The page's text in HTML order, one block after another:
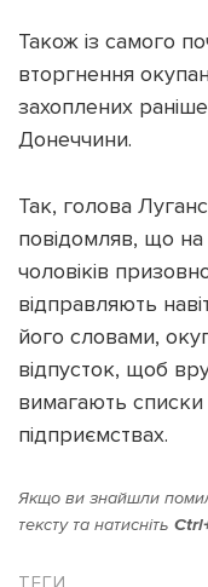
Також із самого
вторгнення
захоплених
Донеччини.
Так, голова
повідомляв, що
чоловіків
відправляють
його словами,
відпусток, щоб
вимагають списки
підприємствах.
Якщо ви знайшли
тексту та натисніть